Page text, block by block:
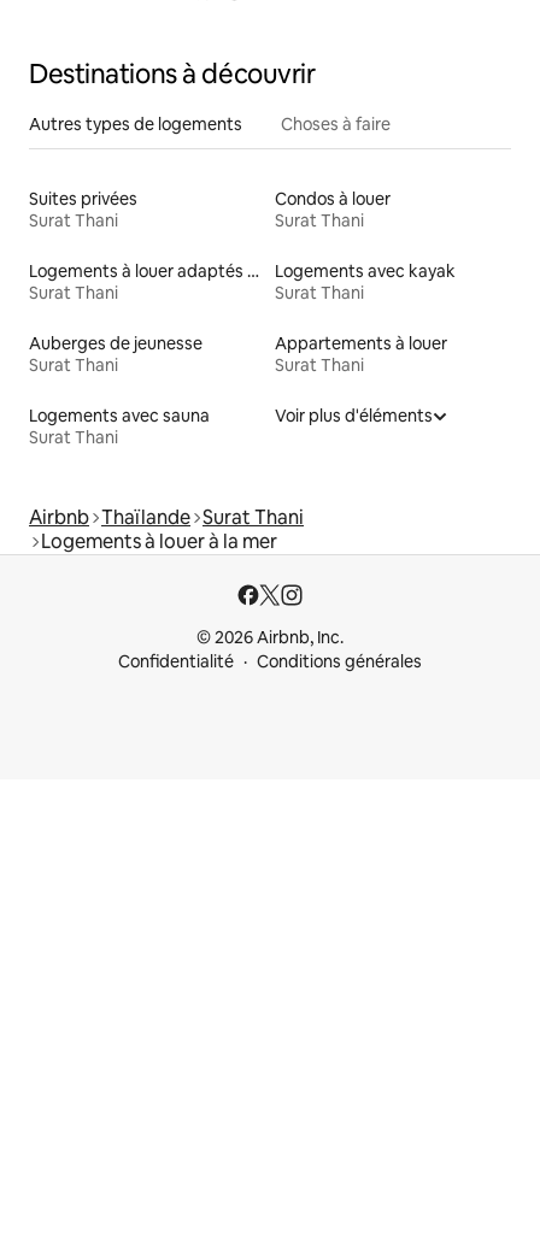
Destinations à découvrir
Autres types de logements Choses à faire
Suites privées
Surat Thani
Condos à louer
Surat Thani
Logements à louer adaptés aux animaux
Surat Thani
Logements avec kayak
Surat Thani
Auberges de jeunesse
Surat Thani
Appartements à louer
Surat Thani
Logements avec sauna
Surat Thani
Voir plus d'éléments
Airbnb Thaïlande Surat Thani
Logements à louer à la mer
© 2026 Airbnb, Inc.
Confidentialité
Conditions générales